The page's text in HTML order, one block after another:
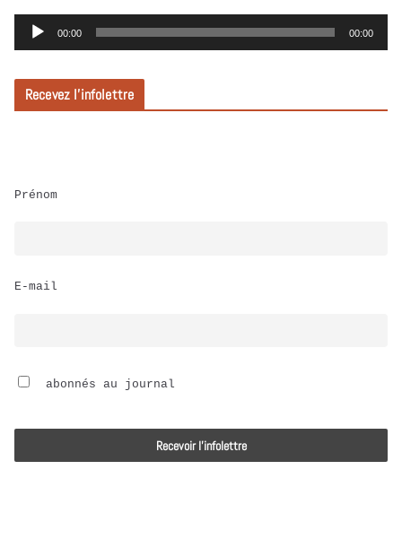
e
c
t
r
i
00:00 00:00
Recevez l’infolettre
Prénom
E-mail
abonnés au journal